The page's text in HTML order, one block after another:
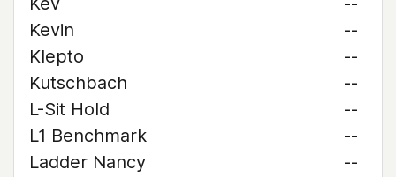
Kevin
--
Klepto
--
Kutschbach
--
L-Sit Hold
--
L1 Benchmark
--
Ladder Nancy
--